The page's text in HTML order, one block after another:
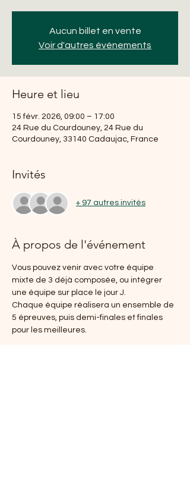
Aucun billet en vente
Voir d'autres événements
Heure et lieu
15 févr. 2026, 09:00 – 17:00
24 Rue du Courdouney, 24 Rue du
Courdouney, 33140 Cadaujac, France
Invités
+ 97 autres invités
À propos de l'événement
Vous pouvez venir avec votre équipe
mixte de 3 déjà composée, ou intégrer
une équipe sur place le jour J.
Chaque équipe réalisera un ensemble de
5 épreuves, puis demi-finales et finales
pour les meilleures.